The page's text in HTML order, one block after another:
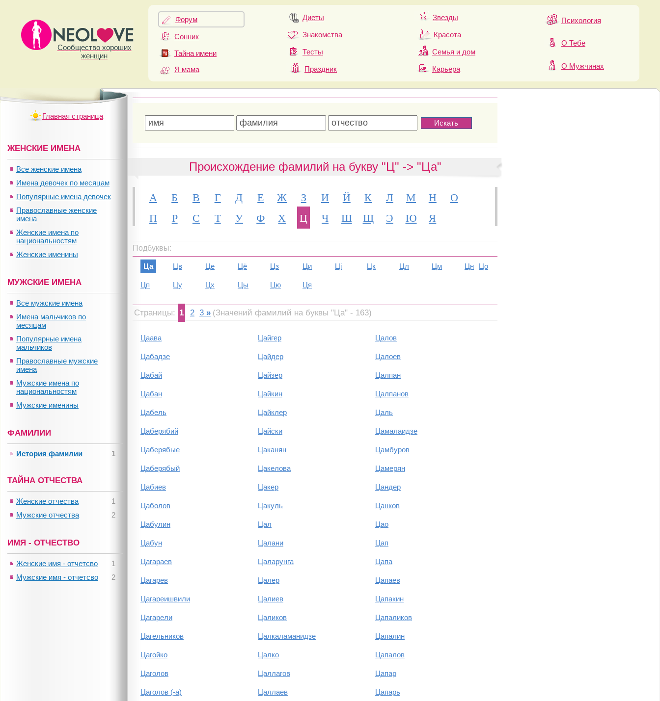
Сообщество хороших
женщин
Форум
Сонник
Тайна имени
Я мама
Диеты
Знакомства
Тесты
Праздник
Звезды
Красота
Семья и дом
Карьера
Психология
О Тебе
О Мужчинах
Происхождение фамилий на букву "Ц" -> "Ца"
А Б В Г Д Е Ж З И Й К Л М Н
О
П
Р С Т У Ф Х Ц Ч Ш Щ Э Ю Я
Подбуквы:
Ца Цв Це Цё Цз Ци Ці Цк Цл Цм Цн Цо
Цп Цу Цх Цы Цю Ця
Страницы: 1 2 3 » (Значений фамилий на буквы "Ца" - 163)
Цаава Цайгер Цалов
Цабадзе Цайдер Цалоев
Цабай Цайзер Цалпан
Цабан Цайкин Цалпанов
Цабель Цайклер Цаль
Цаберябий Цайски Цамалаидзе
Цаберябые Цаканян Цамбуров
Цаберябый Цакелова Цамерян
Цабиев Цакер Цандер
Цаболов Цакуль Цанков
Цабулин Цал Цао
Цабун Цалани Цап
Цагараев Цаларунга Цапа
Цагарев Цалер Цапаев
Цагареишвили Цалиев Цапакин
Цагарели Цаликов Цапаликов
Цагельников Цалкаламанидзе Цапалин
Цагойко Цалко Цапалов
Цаголов Цаллагов Цапар
Цаголов (-а) Цаллаев Цапарь
Главная страница
ЖЕНСКИЕ ИМЕНА
Все женские имена
Имена девочек по месяцам
Популярные имена девочек
Православные женские
имена
Женские имена по
национальностям
Женские именины
МУЖСКИЕ ИМЕНА
Все мужские имена
Имена мальчиков по
месяцам
Популярные имена
мальчиков
Православные мужские
имена
Мужские имена по
национальностям
Мужские именины
ФАМИЛИИ
1
История фамилии
ТАЙНА ОТЧЕСТВА
1
Женские отчества
2
Мужские отчества
ИМЯ - ОТЧЕСТВО
1
Женские имя - отчетсво
2
Мужские имя - отчетсво